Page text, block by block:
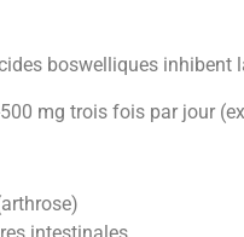
boswelliques inhibent
mg trois fois par jour